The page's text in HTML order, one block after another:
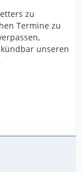
zu
Termine zu
unseren